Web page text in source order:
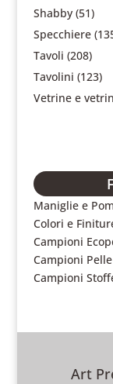
Shabby (51)
Specchiere
Tavoli (208)
Tavolini (123)
Vetrine e
Maniglie e
Colori e
Campioni
Campioni Pelle
Campioni
Art